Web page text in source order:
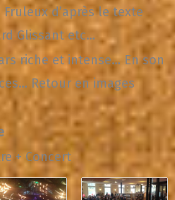
d’après le texte
Glissant etc…
riche et intense… En son
Retour en images
+ Concert